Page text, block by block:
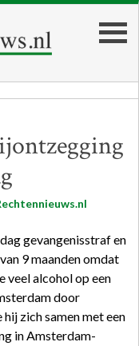
gevangenisstraf en
9 maanden omdat
veel alcohol op een
door
zich samen met een
in Amsterdam-